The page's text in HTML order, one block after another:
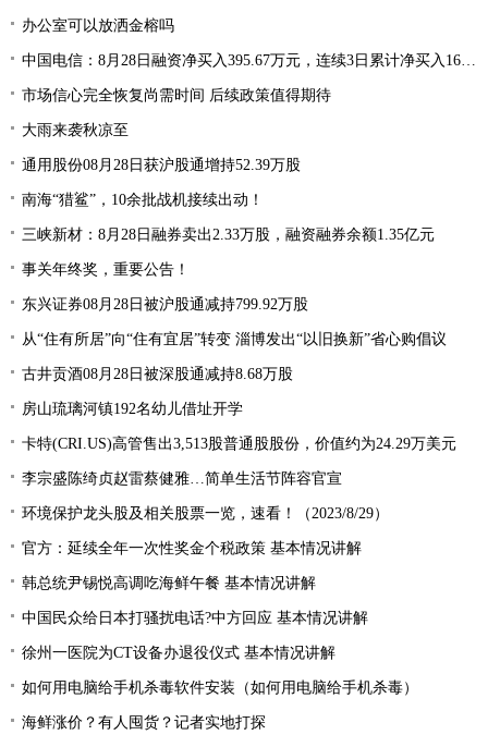
办公室可以放洒金榕吗
中国电信：8月28日融资净买入395.67万元，连续3日累计净买入1668.15万元
市场信心完全恢复尚需时间 后续政策值得期待
大雨来袭秋凉至
通用股份08月28日获沪股通增持52.39万股
南海“猎鲨”，10余批战机接续出动！
三峡新材：8月28日融券卖出2.33万股，融资融券余额1.35亿元
事关年终奖，重要公告！
东兴证券08月28日被沪股通减持799.92万股
从“住有所居”向“住有宜居”转变 淄博发出“以旧换新”省心购倡议
古井贡酒08月28日被深股通减持8.68万股
房山琉璃河镇192名幼儿借址开学
卡特(CRI.US)高管售出3,513股普通股股份，价值约为24.29万美元
李宗盛陈绮贞赵雷蔡健雅…简单生活节阵容官宣
环境保护龙头股及相关股票一览，速看！（2023/8/29）
官方：延续全年一次性奖金个税政策 基本情况讲解
韩总统尹锡悦高调吃海鲜午餐 基本情况讲解
中国民众给日本打骚扰电话?中方回应 基本情况讲解
徐州一医院为CT设备办退役仪式 基本情况讲解
如何用电脑给手机杀毒软件安装（如何用电脑给手机杀毒）
海鲜涨价？有人囤货？记者实地打探